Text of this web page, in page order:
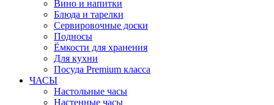
Вино и напитки
Блюда и тарелки
Сервировочные доски
Подносы
Ёмкости для хранения
Для кухни
Посуда Premium класса
ЧАСЫ
Настольные часы
Настенные часы